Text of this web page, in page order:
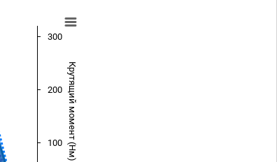
Крутящий момент (Нм)
100
200
300